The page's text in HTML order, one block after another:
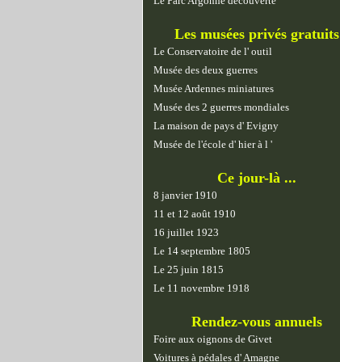
Les musées privés gratuits
Le Conservatoire de l' outil
Musée des deux guerres
Musée Ardennes miniatures
Musée des 2 guerres mondiales
La maison de pays d' Evigny
Musée de l'école d' hier à l '
Ce jour-là ...
8 janvier 1910
11 et 12 août 1910
16 juillet 1923
Le 14 septembre 1805
Le 25 juin 1815
Le 11 novembre 1918
Rendez-vous annuels
Foire aux oignons de Givet
Voitures à pédales d' Amagne